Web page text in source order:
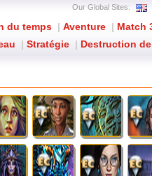
Our Global Sites:
du temps | Aventure | Match
| Stratégie | Destruction
Édition Collector: